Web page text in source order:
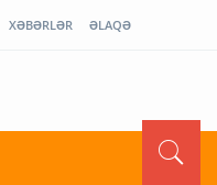
XƏBƏRLƏR ƏLAQƏ